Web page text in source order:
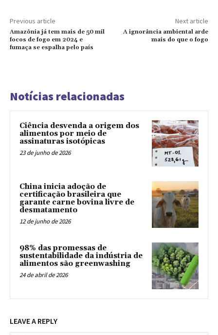
Previous article
Amazônia já tem mais de 50 mil
focos de fogo em 2024 e
fumaça se espalha pelo país
Next article
A ignorância ambiental arde
mais do que o fogo
Notícias relacionadas
Ciência desvenda a origem dos
alimentos por meio de
assinaturas isotópicas
23 de junho de 2026
China inicia adoção de
certificação brasileira que
garante carne bovina livre de
desmatamento
12 de junho de 2026
98% das promessas de
sustentabilidade da indústria de
alimentos são greenwashing
24 de abril de 2026
LEAVE A REPLY